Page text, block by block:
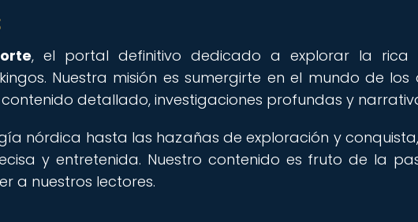
, el portal definitivo dedicado a explorar la rica
Nuestra misión es sumergirte en el mundo de
detallado, investigaciones profundas y
nórdica hasta las hazañas de exploración y
y entretenida. Nuestro contenido es fruto de la
a nuestros lectores.